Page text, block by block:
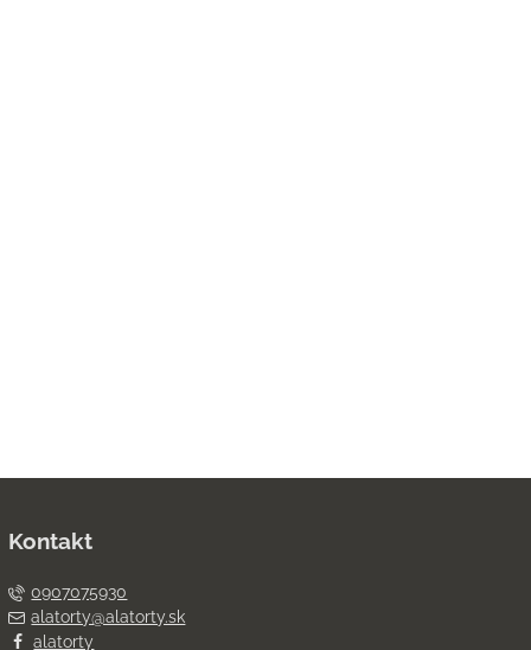
Kontakt
0907075930
alatorty@alatorty.sk
alatorty